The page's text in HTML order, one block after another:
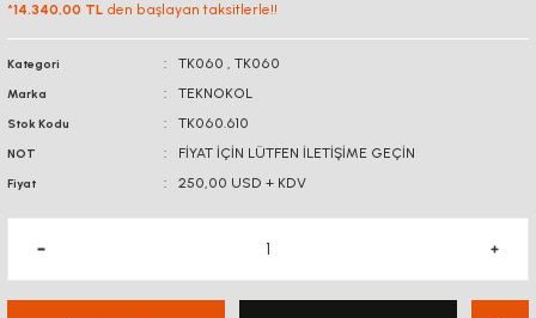
*14.340,00 TL den başlayan taksitlerle!!
Kategori TK060 , TK060
Marka TEKNOKOL
Stok Kodu TK060.610
NOT FİYAT İÇİN LÜTFEN İLETİŞİME GEÇİN
Fiyat 250,00 USD + KDV